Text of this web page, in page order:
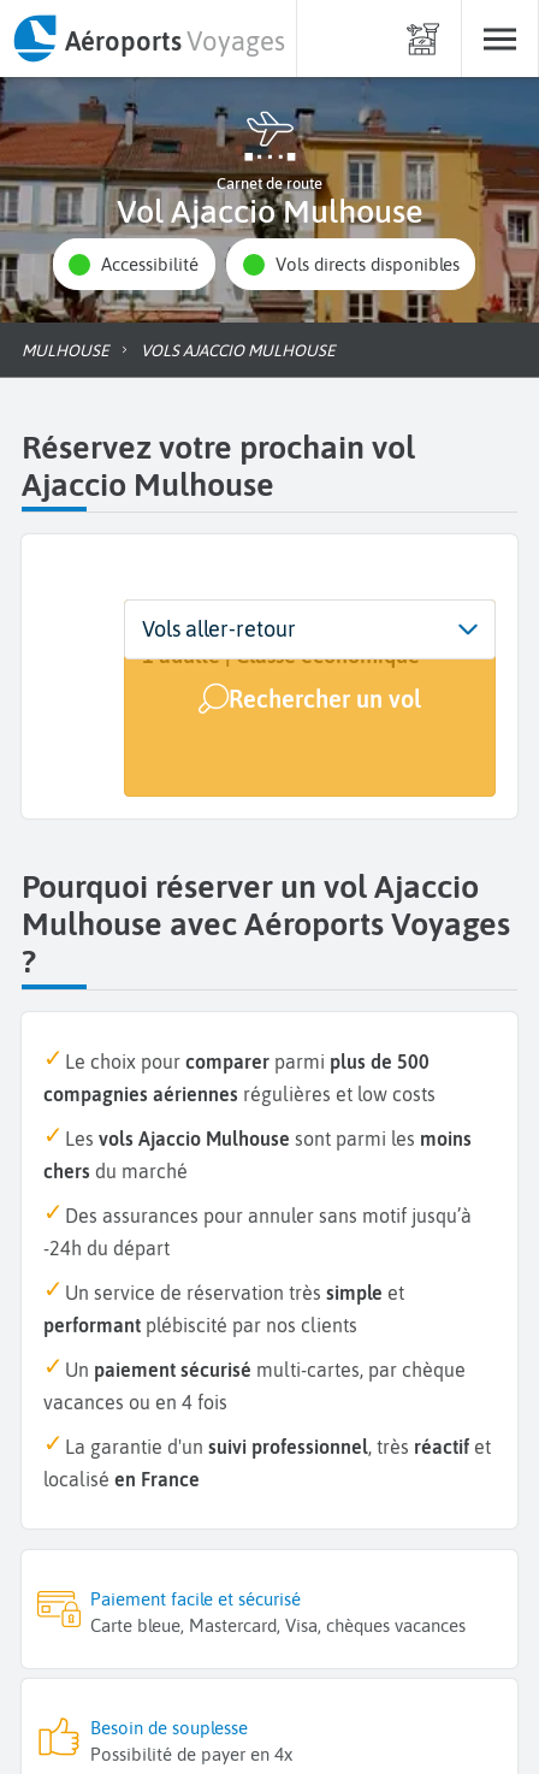
AéroportsVoyages
Carnet de route
Vol Ajaccio Mulhouse
Accessibilité Vols directs disponibles
MULHOUSE VOLS AJACCIO MULHOUSE
Réservez votre prochain vol
Ajaccio Mulhouse
Départ
Ajaccio (AJA)
Dates
Dates de votre voyage
Voyageurs | Classe
1 adulte | Classe économique
Rechercher un vol
Vols aller-retour
Pourquoi réserver un vol Ajaccio
Mulhouse avec Aéroports Voyages
?
Le choix pour comparer parmi plus de 500
compagnies aériennes régulières et low costs
Les vols Ajaccio Mulhouse sont parmi les moins
chers du marché
Des assurances pour annuler sans motif jusqu’à
-24h du départ
Un service de réservation très simple et
performant plébiscité par nos clients
Un paiement sécurisé multi-cartes, par chèque
vacances ou en 4 fois
La garantie d'un suivi professionnel, très réactif et
localisé en France
Paiement facile et sécurisé
Carte bleue, Mastercard, Visa, chèques vacances
Besoin de souplesse
Possibilité de payer en 4x